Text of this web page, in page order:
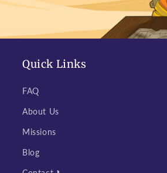
Quick Links
FAQ
About Us
Missions
Blog